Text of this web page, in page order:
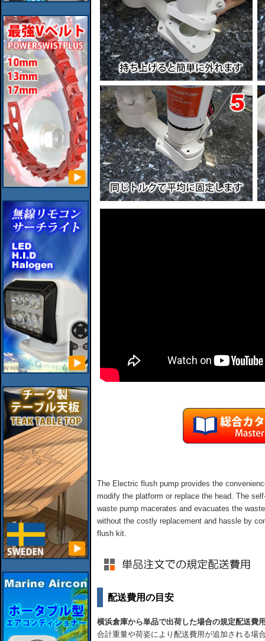
The Electric flush pump provides the
modify the platform or replace the head. The
waste pump macerates and evacuates the
without the costly replacement and hassle by
flush kit.
配送費用の目安
横浜倉庫から単品で出荷した場合の規定配送費
合計重量や荷姿により配送費用が追加される場